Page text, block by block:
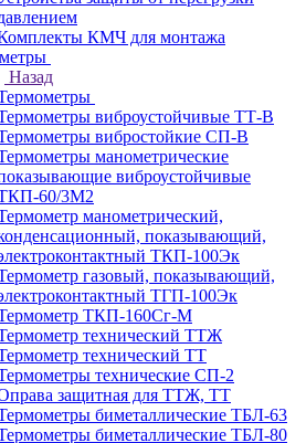
КМЧ для монтажа
Назад
виброустойчивые ТТ-В
вибростойкие СП-В
манометрические
виброустойчивые
60/3М2
манометрический,
показывающий,
ТКП-100Эк
газовый, показывающий,
ТГП-100Эк
ТКП-160Сг-М
технический ТТЖ
технический ТТ
технические СП-2
защитная для ТТЖ, ТТ
биметаллические ТБЛ-63
биметаллические ТБЛ-80